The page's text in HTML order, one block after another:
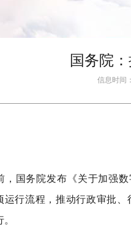
国务院
信息时间
，国务院发布《关于加强
运行流程，推动行政审批